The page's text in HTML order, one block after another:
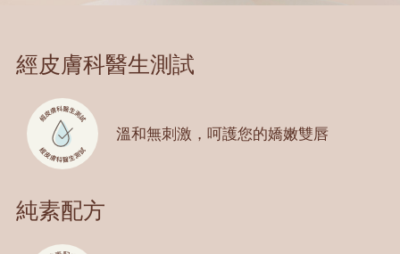
經皮膚科醫生測試
溫和無刺激， 呵護您的嬌嫩雙唇
純素配方